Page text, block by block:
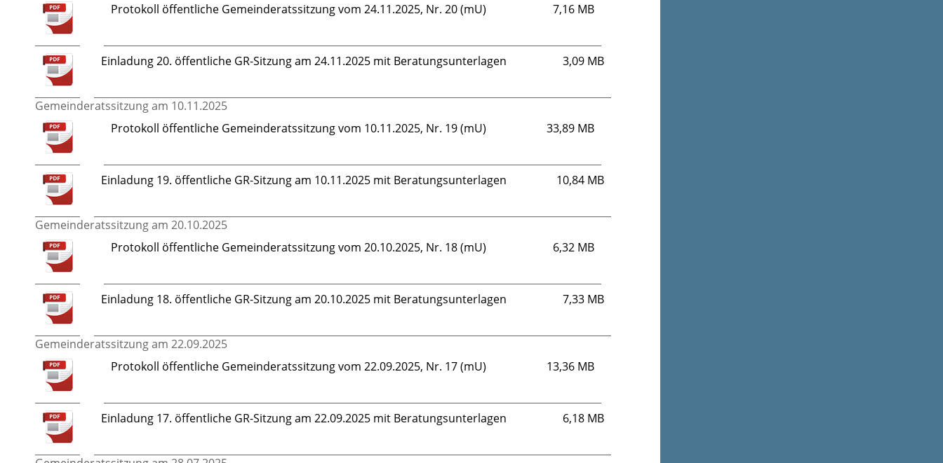
Protokoll öffentliche Gemeinderatssitzung vom 24.11.2025, Nr. 20 (mU)
7,16 MB
Einladung 20. öffentliche GR-Sitzung am 24.11.2025 mit Beratungsunterlagen 3,09 MB
Gemeinderatssitzung am 10.11.2025
Protokoll öffentliche Gemeinderatssitzung vom 10.11.2025, Nr. 19 (mU)
33,89 MB
Einladung 19. öffentliche GR-Sitzung am 10.11.2025 mit Beratungsunterlagen 10,84 MB
Gemeinderatssitzung am 20.10.2025
Protokoll öffentliche Gemeinderatssitzung vom 20.10.2025, Nr. 18 (mU)
6,32 MB
Einladung 18. öffentliche GR-Sitzung am 20.10.2025 mit Beratungsunterlagen 7,33 MB
Gemeinderatssitzung am 22.09.2025
Protokoll öffentliche Gemeinderatssitzung vom 22.09.2025, Nr. 17 (mU)
13,36 MB
Einladung 17. öffentliche GR-Sitzung am 22.09.2025 mit Beratungsunterlagen 6,18 MB